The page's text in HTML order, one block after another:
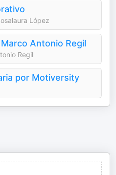
López
Antonio Regil
Regil
por Motiversity